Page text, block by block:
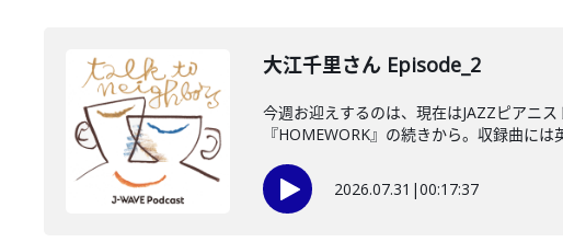
大江千里さん Episode_2
今週お迎えするのは、現在はJAZZピアニ
『HOMEWORK』の続きから。収録曲には
2026.07.31 |00:17:37